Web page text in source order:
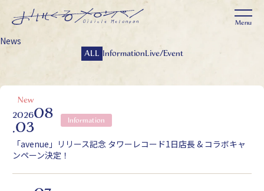
News
ALL InformationLive/Event
202608
.03
Information
「avenue」リリース記念 タワーレコード1日店長 & コラボキャ
ンペーン決定！